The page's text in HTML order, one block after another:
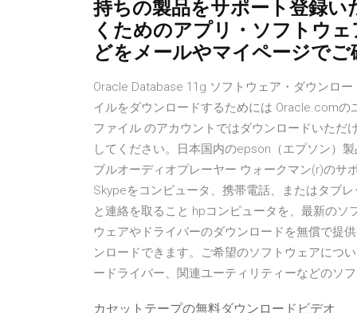
持ちの製品をサポート登録
くためのアプリ・ソフトウ
どをメールやマイページで
Oracle Database 11g ソフトウェア・ダウンロ
イルをダウンロードするためには Oracle.com
ファイル のアカウントではダウンロードいた
してください。日本国内のepson（エプソン）
ブルオーディオプレーヤー ウォークマン(r)のサ
Skypeをコンピュータ、携帯電話、またはタブ
と連絡を取ること hpコンピュータを、最新の
ウェアやドライバーのダウンロードを無償で提
ンロードできます。ご希望のソフトウェアにつ
ードライバー、関連ユーティリティーなどのソ
カセットテープの無料ダウンロードビデオ